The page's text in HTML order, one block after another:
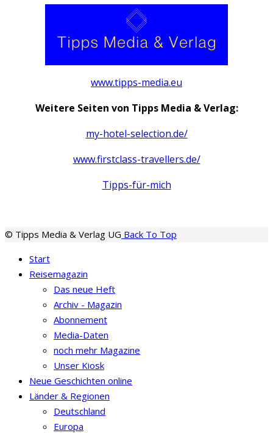
www.tipps-media.eu
Weitere Seiten von Tipps Media & Verlag:
my-hotel-selection.de/
www.firstclass-travellers.de/
Tipps-für-mich
© Tipps Media & Verlag UG Back To Top
Start
Reisemagazin
Das neue Heft
Archiv - Magazin
Abonnement
Media-Daten
noch mehr Magazine
Unser Kiosk
Neue Geschichten online
Länder & Regionen
Deutschland
Europa